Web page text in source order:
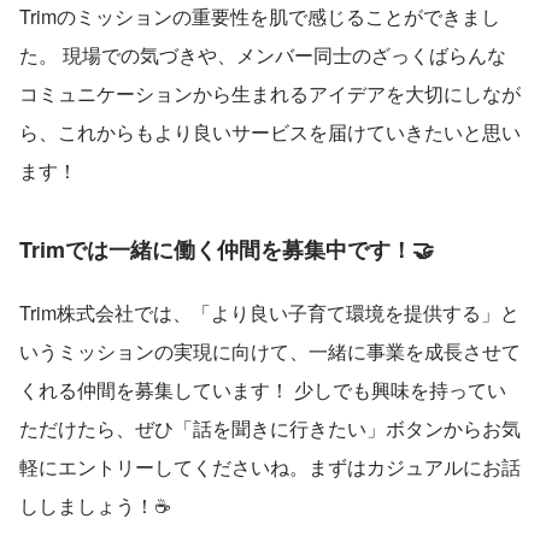
Trimのミッションの重要性を肌で感じることができまし
た。 現場での気づきや、メンバー同士のざっくばらんな
コミュニケーションから生まれるアイデアを大切にしなが
ら、これからもより良いサービスを届けていきたいと思い
ます！
Trimでは一緒に働く仲間を募集中です！🤝
Trim株式会社では、「より良い子育て環境を提供する」と
いうミッションの実現に向けて、一緒に事業を成長させて
くれる仲間を募集しています！ 少しでも興味を持ってい
ただけたら、ぜひ「話を聞きに行きたい」ボタンからお気
軽にエントリーしてくださいね。まずはカジュアルにお話
ししましょう！☕️